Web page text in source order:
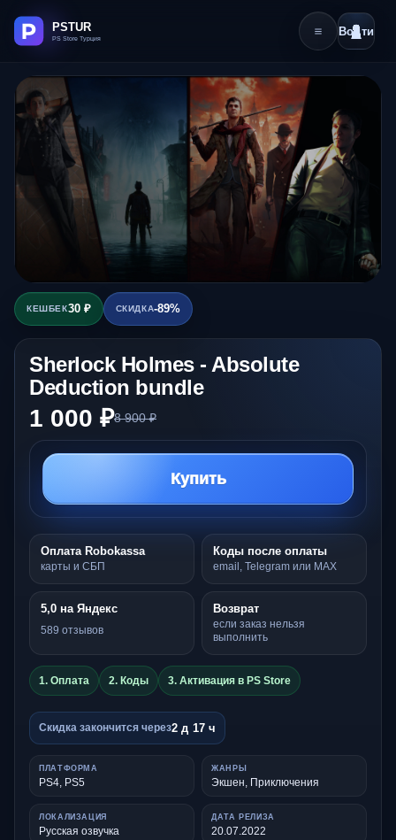
Войти
КЕШБЕК30 ₽ СКИДКА-89%
Sherlock Holmes - Absolute
Deduction bundle
1 000 ₽8 900 ₽
Купить
Оплата Robokassa
карты и СБП
Коды после оплаты
email, Telegram или MAX
5,0 на Яндекс
589 отзывов
Возврат
если заказ нельзя
выполнить
1. Оплата 2. Коды 3. Активация в PS Store
Скидка закончится через2 д 17 ч
ПЛАТФОРМА
PS4, PS5
ЖАНРЫ
Экшен, Приключения
ЛОКАЛИЗАЦИЯ
Русская озвучка
ДАТА РЕЛИЗА
20.07.2022